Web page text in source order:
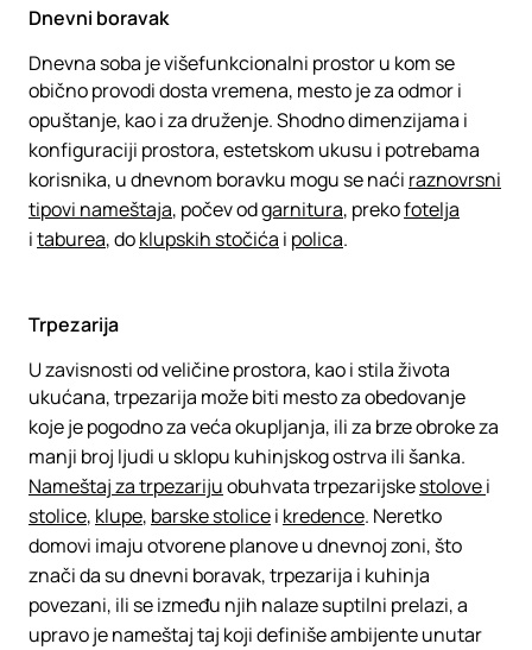
Dnevni boravak
Dnevna soba je višefunkcionalni prostor u kom se
obično provodi dosta vremena, mesto je za odmor i
opuštanje, kao i za druženje. Shodno dimenzijama i
konfiguraciji prostora, estetskom ukusu i potrebama
korisnika, u dnevnom boravku mogu se naći raznovrsni
tipovi nameštaja, počev odgarnitura, prekofotelja
itaburea, doklupskih stočića i polica.
Trpezarija
U zavisnosti od veličine prostora, kao i stila života
ukućana, trpezarija može biti mesto za obedovanje
koje je pogodno za veća okupljanja, ili za brze obroke za
manji broj ljudi u sklopu kuhinjskog ostrva ili šanka.
Nameštaj za trpezarijuobuhvata trpezarijskestolovei
stolice, klupe, barske stolicei kredence. Neretko
domovi imaju otvorene planove u dnevnoj zoni, što
znači da su dnevni boravak, trpezarija i kuhinja
povezani, ili se između njih nalaze suptilni prelazi, a
upravo je nameštaj taj koji definiše ambijente unutar